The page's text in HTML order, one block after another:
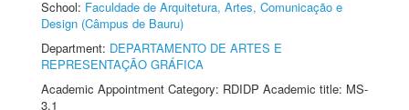
School: Faculdade de Arquitetura, Artes, Comunicação e
Design (Câmpus de Bauru)
Department: DEPARTAMENTO DE ARTES E
REPRESENTAÇÃO GRÁFICA
Academic Appointment Category: RDIDP Academic title: MS-
3.1